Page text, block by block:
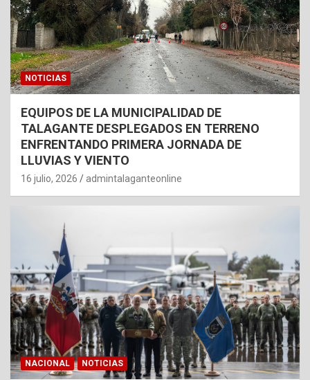
NOTICIAS
EQUIPOS DE LA MUNICIPALIDAD DE
TALAGANTE DESPLEGADOS EN TERRENO
ENFRENTANDO PRIMERA JORNADA DE
LLUVIAS Y VIENTO
16 julio, 2026 admintalaganteonline
NACIONAL NOTICIAS